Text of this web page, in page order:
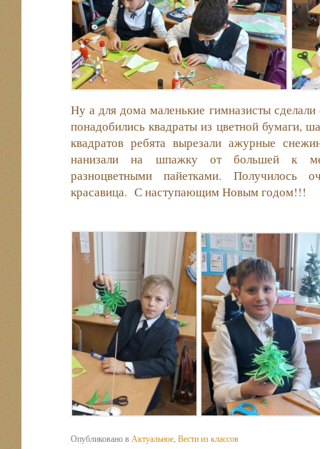
Ну а для дома маленькие гимназисты
понадобились квадраты из цветной бумаги,
квадратов ребята вырезали ажурные
нанизали на шпажку от большей к
разноцветными пайетками. Получилось
красавица. С наступающим Новым годом!!!
Опубликовано в Актуальное Вести из классов